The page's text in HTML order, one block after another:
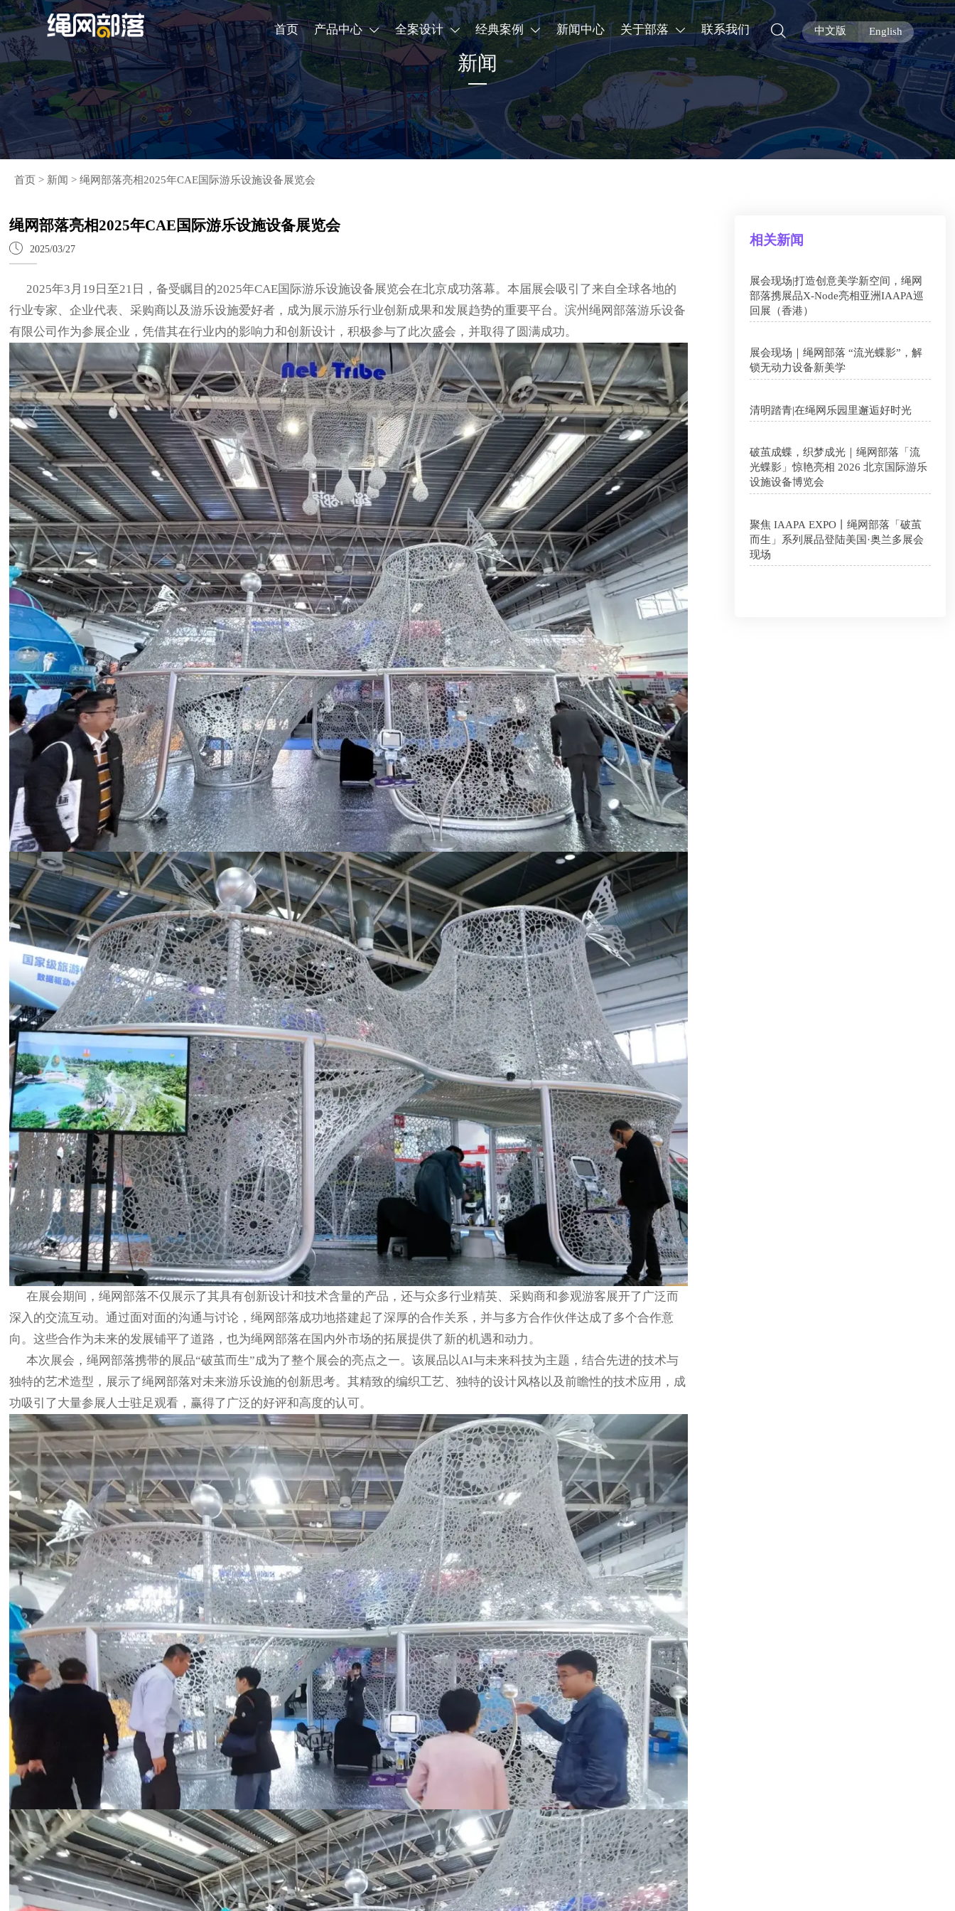
首页 产品中心  全案设计  经典案例  新闻中心 关于部落  联系我们  中文版 English
新闻
首页 > 新闻 > 绳网部落亮相2025年CAE国际游乐设施设备展览会
绳网部落亮相2025年CAE国际游乐设施设备展览会
 2025/03/27
2025年3月19日至21日，备受瞩目的2025年CAE国际游乐设施设备展览会在北京成功落幕。本届展会吸引了来自全球各地的
行业专家、企业代表、采购商以及游乐设施爱好者，成为展示游乐行业创新成果和发展趋势的重要平台。滨州绳网部落游乐设备
有限公司作为参展企业，凭借其在行业内的影响力和创新设计，积极参与了此次盛会，并取得了圆满成功。
在展会期间，绳网部落不仅展示了其具有创新设计和技术含量的产品，还与众多行业精英、采购商和参观游客展开了广泛而
深入的交流互动。通过面对面的沟通与讨论，绳网部落成功地搭建起了深厚的合作关系，并与多方合作伙伴达成了多个合作意
向。这些合作为未来的发展铺平了道路，也为绳网部落在国内外市场的拓展提供了新的机遇和动力。
本次展会，绳网部落携带的展品“破茧而生”成为了整个展会的亮点之一。该展品以AI与未来科技为主题，结合先进的技术与
独特的艺术造型，展示了绳网部落对未来游乐设施的创新思考。其精致的编织工艺、独特的设计风格以及前瞻性的技术应用，成
功吸引了大量参展人士驻足观看，赢得了广泛的好评和高度的认可。
相关新闻
展会现场|打造创意美学新空间，绳网
部落携展品X-Node亮相亚洲IAAPA巡
回展（香港）
展会现场｜绳网部落 “流光蝶影”，解
锁无动力设备新美学
清明踏青|在绳网乐园里邂逅好时光
破茧成蝶，织梦成光｜绳网部落「流
光蝶影」惊艳亮相 2026 北京国际游乐
设施设备博览会
聚焦 IAAPA EXPO丨绳网部落「破茧
而生」系列展品登陆美国·奥兰多展会
现场